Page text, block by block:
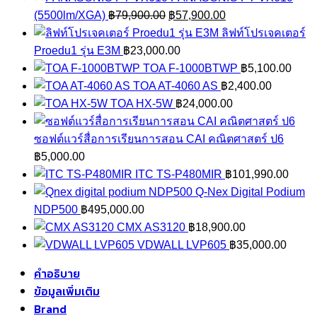
(5500lm/XGA) ฿79,900.00 Original
price
was:
฿79,900.00.
฿57,900.00Current
price
฿57,900.00.
ลิฟท์โปรเจคเตอร์
Proedu1 รุ่น E3M ฿23,000.00
TOA F-1000BTWP ฿5,100.00
TOA AT-4060 AS ฿2,400.00
TOA HX-5W ฿24,000.00
ซอฟต์แวร์สื่อการเรียนการสอน CAI คณิตศาสตร์ ป6
฿5,000.00
ITC TS-P480MIR ฿101,990.00
Q-Nex Digital Podium
NDP500 ฿495,000.00
CMX AS3120 ฿18,900.00
VDWALL LVP605 ฿35,000.00
คำอธิบาย
ข้อมูลเพิ่มเติม
Brand